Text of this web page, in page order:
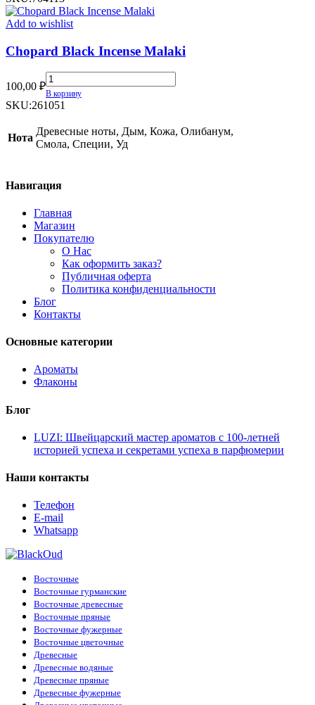
Add to wishlist
Chopard Black Incense Malaki
100,00 ₽
Chopard
Black
Incense
quantity
В корзину
SKU:261051
Нота
Древесные ноты, Дым, Кожа, Олибанум,
Смола, Специи, Уд
Навигация
Главная
Магазин
Покупателю
О Нас
Как оформить заказ?
Публичная оферта
Политика конфиденциальности
Блог
Контакты
Основные категории
Ароматы
Флаконы
Блог
LUZI: Швейцарский мастер ароматов с 100-летней
историей успеха и секретами успеха в парфюмерии
Наши контакты
Телефон
E-mail
Whatsapp
Восточные
Восточные гурманские
Восточные древесные
Восточные пряные
Восточные фужерные
Восточные цветочные
Древесные
Древесные водяные
Древесные пряные
Древесные фужерные